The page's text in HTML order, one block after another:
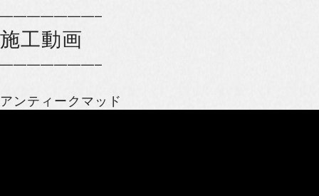
———————–
施工動画
———————–
アンティークマッド